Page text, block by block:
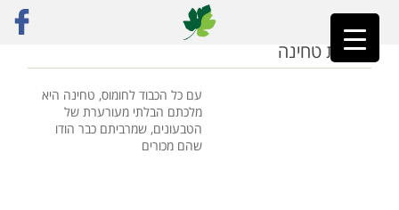
ראשי»סינייה ארטישוק
טוחנת טחינה
עם כל הכבוד לחומוס, טחינה היא
מלכתם הבלתי מעורערת של
הטבעונים, שמרביתם כבר הודו
שהם מכורים